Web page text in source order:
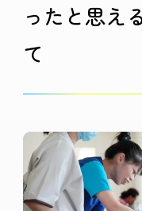
ったと思え
て